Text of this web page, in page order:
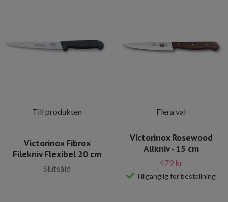
Till produkten
Victorinox Fibrox
Filekniv Flexibel 20 cm
Slutsåld
Flera val
Victorinox Rosewood
Allkniv - 15 cm
479 kr
Tillgänglig för beställning